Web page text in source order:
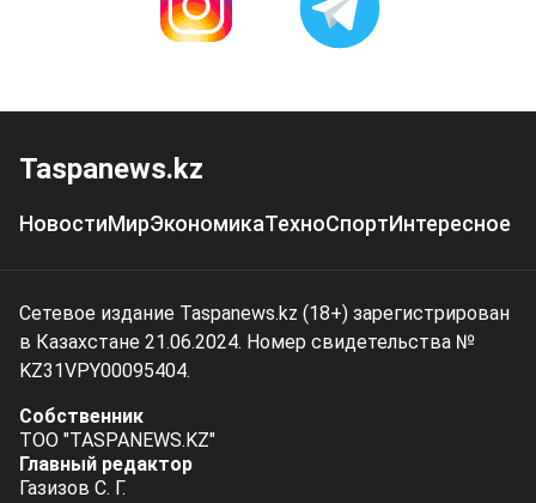
Taspanews.kz
НовостиМирЭкономикаТехноСпортИнтересное
Сетевое издание Taspanews.kz (18+) зарегистрирован
в Казахстане 21.06.2024. Номер свидетельства №
KZ31VPY00095404.
Собственник
ТОО "TASPANEWS.KZ"
Главный редактор
Газизов С. Г.